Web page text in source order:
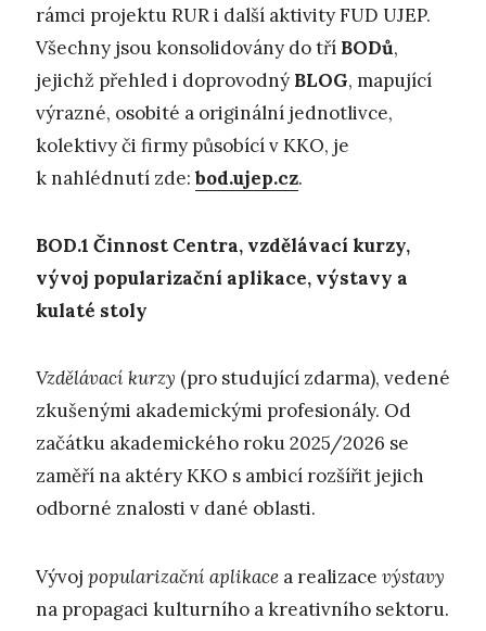
rámci projektu RUR i další aktivity FUD UJEP.
Všechny jsou konsolidovány do tří BODů,
jejichž přehled i doprovodný BLOG, mapující
výrazné, osobité a originální jednotlivce,
kolektivy či firmy působící v KKO, je
k nahlédnutí zde:bod.ujep.cz.
BOD.1 Činnost Centra, vzdělávací kurzy,
vývoj popularizační aplikace, výstavy a
kulaté stoly
Vzdělávací kurzy (pro studující zdarma), vedené
zkušenými akademickými profesionály. Od
začátku akademického roku 2025/2026 se
zaměří na aktéry KKO s ambicí rozšířit jejich
odborné znalosti v dané oblasti.
Vývoj popularizační aplikace a realizace výstavy
na propagaci kulturního a kreativního sektoru.